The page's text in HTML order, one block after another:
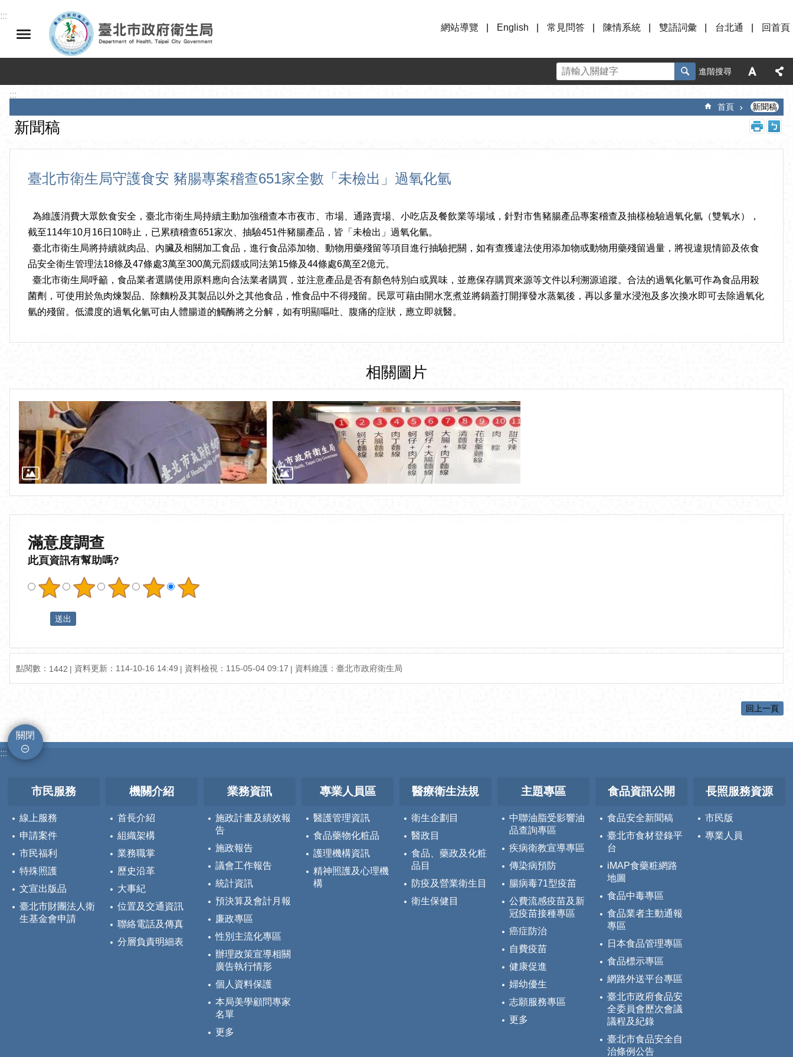
跳到主要內容區塊
:::
網站導覽
English 常見問答 陳情系統 雙語詞彙 台北通 回首頁
進階搜尋
:::
首頁 新聞稿
新聞稿
臺北市衛生局守護食安 豬腸專案稽查651家全數「未檢出」過氧化氫
為維護消費大眾飲食安全，臺北市衛生局持續主動加強稽查本市夜市、市場、通路賣場、小吃店及餐飲業等場域，針對市售豬腸產品專案稽查及抽樣檢驗過氧化氫（雙氧水），
截至114年10月16日10時止，已累積稽查651家次、抽驗451件豬腸產品，皆「未檢出」過氧化氫。
臺北市衛生局將持續就肉品、內臟及相關加工食品，進行食品添加物、動物用藥殘留等項目進行抽驗把關，如有查獲違法使用添加物或動物用藥殘留過量，將視違規情節及依食
品安全衛生管理法18條及47條處3萬至300萬元罰鍰或同法第15條及44條處6萬至2億元。
臺北市衛生局呼籲，食品業者選購使用原料應向合法業者購買，並注意產品是否有顏色特別白或異味，並應保存購買來源等文件以利溯源追蹤。合法的過氧化氫可作為食品用殺
菌劑，可使用於魚肉煉製品、除麵粉及其製品以外之其他食品，惟食品中不得殘留。民眾可藉由開水烹煮並將鍋蓋打開揮發水蒸氣後，再以多量水浸泡及多次換水即可去除過氧化
氫的殘留。低濃度的過氧化氫可由人體腸道的觸酶將之分解，如有明顯嘔吐、腹痛的症狀，應立即就醫。
相關圖片
滿意度調查
此頁資訊有幫助嗎?
點閱數： 1442 資料更新：114-10-16 14:49 資料檢視：115-05-04 09:17 資料維護：臺北市政府衛生局
回上一頁
關閉
:::
市民服務
線上服務
申請案件
市民福利
特殊照護
文宣出版品
臺北市財團法人衛
生基金會申請
機關介紹
首長介紹
組織架構
業務職掌
歷史沿革
大事紀
位置及交通資訊
聯絡電話及傳真
分層負責明細表
業務資訊
施政計畫及績效報
告
施政報告
議會工作報告
統計資訊
預決算及會計月報
廉政專區
性別主流化專區
辦理政策宣導相關
廣告執行情形
個人資料保護
本局美學顧問專家
名單
更多
專業人員區
醫護管理資訊
食品藥物化粧品
護理機構資訊
精神照護及心理機
構
醫療衛生法規
衛生企劃目
醫政目
食品、藥政及化粧
品目
防疫及營業衛生目
衛生保健目
主題專區
中聯油脂受影響油
品查詢專區
疾病衛教宣導專區
傳染病預防
腸病毒71型疫苗
公費流感疫苗及新
冠疫苗接種專區
癌症防治
自費疫苗
健康促進
婦幼優生
志願服務專區
更多
食品資訊公開
食品安全新聞稿
臺北市食材登錄平
台
iMAP食藥粧網路
地圖
食品中毒專區
食品業者主動通報
專區
日本食品管理專區
食品標示專區
網路外送平台專區
臺北市政府食品安
全委員會歷次會議
議程及紀錄
臺北市食品安全自
治條例公告
長照服務資源
市民版
專業人員